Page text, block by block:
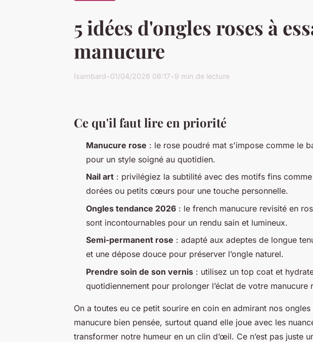
5 idées d'ongles roses à
manucure
Isambard•01/04/2026 08:17•9 min de lecture
Ce qu'il faut lire en priorité
Manucure rose : le rose poudré mat s'impose comme le
pour un style soigné au quotidien.
Nail art : privilégiez la subtilité avec des motifs fins
dorées ou petits cœurs pour une touche personnelle.
Ongles tendance 2026 : le french manucure revisité en
sont incontournables pour un rendu sain et lumineux.
Semi-permanent rose : adapté aux adeptes de longue
et une dépose douce pour préserver l’ongle naturel.
Prendre soin de son vernis : utilisez un top coat et
quotidiennement pour prolonger l’éclat de votre manucure
On a toutes eu ce petit sourire en coin en admirant nos
manucure bien pensée, surtout quand elle joue avec les
transformer notre humeur en un clin d’œil. Ce n’est pas juste